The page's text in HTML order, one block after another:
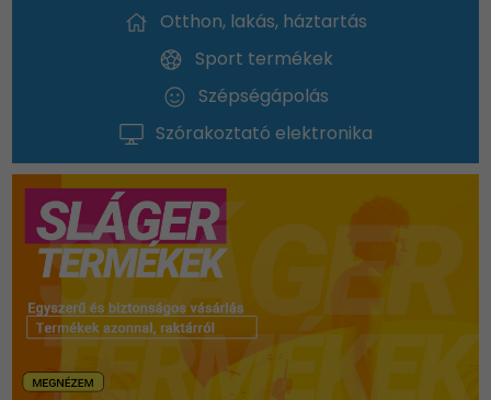
Otthon, lakás, háztartás
Sport termékek
Szépségápolás
Szórakoztató elektronika